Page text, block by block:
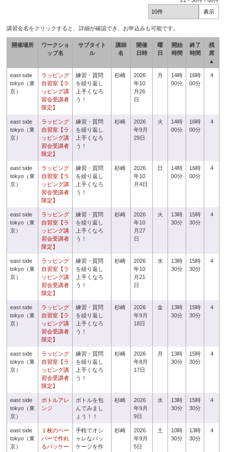
講習会名をクリックすると、詳細が確認でき、お申込みも可能です。
開催場所
ワークショ
ップ名
サブタイト
ル
講師
名
開催
日時
曜
日
開始
時間
終了
時間
残
席
▲
east side
tokyo（東
京）
ラッピング
自習室【ラ
ッピング講
習会受講者
限定】
練習・質問
を繰り返し
上手くなろ
う！
杉崎
2026
年10
月26
日
月
14時
00分
16時
00分
4
east side
tokyo（東
京）
ラッピング
自習室【ラ
ッピング講
習会受講者
限定】
練習・質問
を繰り返し
上手くなろ
う！
杉崎
2026
年9月
29日
火
14時
00分
16時
00分
4
east side
tokyo（東
京）
ラッピング
自習室【ラ
ッピング講
習会受講者
限定】
練習・質問
を繰り返し
上手くなろ
う！
杉崎
2026
年10
月4日
日
14時
00分
16時
00分
4
east side
tokyo（東
京）
ラッピング
自習室【ラ
ッピング講
習会受講者
限定】
練習・質問
を繰り返し
上手くなろ
う！
杉崎
2026
年10
月27
日
火
13時
30分
15時
30分
4
east side
tokyo（東
京）
ラッピング
自習室【ラ
ッピング講
習会受講者
限定】
練習・質問
を繰り返し
上手くなろ
う！
杉崎
2026
年10
月21
日
水
13時
30分
15時
30分
4
east side
tokyo（東
京）
ラッピング
自習室【ラ
ッピング講
習会受講者
限定】
練習・質問
を繰り返し
上手くなろ
う！
杉崎
2026
年9月
18日
金
13時
30分
15時
30分
4
east side
tokyo（東
京）
ラッピング
自習室【ラ
ッピング講
習会受講者
限定】
練習・質問
を繰り返し
上手くなろ
う！
杉崎
2026
年8月
17日
月
13時
30分
15時
30分
4
east side
tokyo（東
京）
ボトルアレ
ンジ
ボトルを包
んでみまし
ょう！！
杉崎
2026
年9月
9日
水
13時
30分
15時
30分
4
east side
tokyo（東
京）
１枚のペー
パーで作れ
るパッケー
手軽でオシ
ャレなパッ
ケージを作
杉崎
2026
年9月
5日
土
10時
30分
13時
30分
4